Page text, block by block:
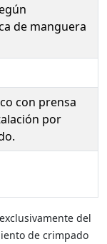
de manguera
con prensa
por
del
de crimpado